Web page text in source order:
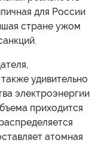
для России
стране ужом
удивительно
электроэнергии
приходится
атомная